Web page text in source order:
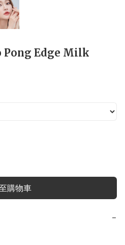
Pong Edge Milk
購物車
−